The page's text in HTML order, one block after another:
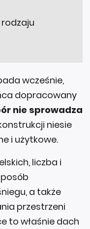
wcześnie,
dopracowany
nie sprowadza
niesie
i użytkowe.
liczba i
a także
przestrzeni
to właśnie dach